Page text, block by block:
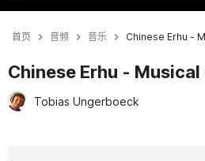
首页 音频 音乐 Chinese Erhu -
Chinese Erhu - Musical
Tobias Ungerboeck